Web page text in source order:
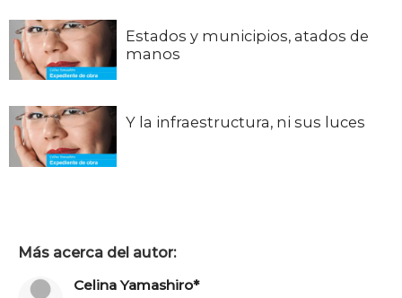
Estados y municipios, atados de
manos
Y la infraestructura, ni sus luces
Más acerca del autor:
Celina Yamashiro*